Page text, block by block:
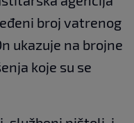
broj vatrenog
ukazuje na brojne
koje su se